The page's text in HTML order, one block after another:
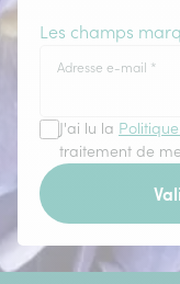
Les champs
Adresse e-mail *
J'ai lu la
traitement de